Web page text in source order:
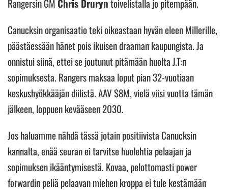
Rangersin GM Chris Druryntoivelistalla jo pitempään.
Canucksin organisaatio teki oikeastaan hyvän eleen Millerille,
päästäessään hänet pois ikuisen draaman kaupungista. Ja
onnistui siinä, ettei se joutunut pitämään huolta J.T:n
sopimuksesta. Rangers maksaa loput pian 32-vuotiaan
keskushyökkääjän diilistä. AAV $8M, vielä viisi vuotta tämän
jälkeen, loppuen kevääseen 2030.
Jos haluamme nähdä tässä jotain positiivista Canucksin
kannalta, enää seuran ei tarvitse huolehtia pelaajan ja
sopimuksen ikääntymisestä. Kovaa, pelottomasti power
forwardin peliä pelaavan miehen kroppa ei tule kestämään